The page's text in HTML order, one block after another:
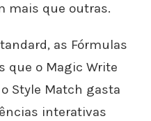
mais que outras.
as Fórmulas
que o Magic Write
Style Match gasta
interativas